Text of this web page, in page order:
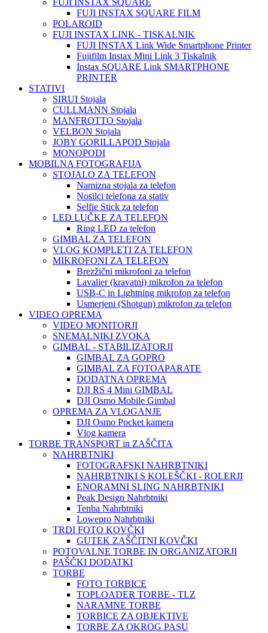
FUJI INSTAX SQUARE
FUJI INSTAX SQUARE FILM
POLAROID
FUJI INSTAX LINK - TISKALNIK
FUJI INSTAX Link Wide Smartphone Printer
Fujifilm Instax Mini Link 3 Tiskalnik
Instax SQUARE Link SMARTPHONE
PRINTER
STATIVI
SIRUI Stojala
CULLMANN Stojala
MANFROTTO Stojala
VELBON Stojala
JOBY GORILLAPOD Stojala
MONOPODI
MOBILNA FOTOGRAFIJA
STOJALO ZA TELEFON
Namizna stojala za telefon
Nosilci telefona za stativ
Selfie Stick za telefon
LED LUČKE ZA TELEFON
Ring LED za telefon
GIMBAL ZA TELEFON
VLOG KOMPLETI ZA TELEFON
MIKROFONI ZA TELEFON
Brezžični mikrofoni za telefon
Lavalier (kravatni) mikrofon za telefon
USB-C in Lightning mikrofon za telefon
Usmerjeni (Shotgun) mikrofon za telefon
VIDEO OPREMA
VIDEO MONITORJI
SNEMALNIKI ZVOKA
GIMBAL - STABILIZATORJI
GIMBAL ZA GOPRO
GIMBAL ZA FOTOAPARATE
DODATNA OPREMA
DJI RS 4 Mini GIMBAL
DJI Osmo Mobile Gimbal
OPREMA ZA VLOGANJE
DJI Osmo Pocket kamera
Vlog kamera
TORBE TRANSPORT in ZAŠČITA
NAHRBTNIKI
FOTOGRAFSKI NAHRBTNIKI
NAHRBTNIKI S KOLEŠČKI - ROLERJI
ENORAMNI SLING NAHRBTNIKI
Peak Design Nahrbtniki
Tenba Nahrbtniki
Lowepro Nahrbtniki
TRDI FOTO KOVČKI
GUTEK ZAŠČITNI KOVČKI
POTOVALNE TORBE IN ORGANIZATORJI
PAŠČKI DODATKI
TORBE
FOTO TORBICE
TOPLOADER TORBE - TLZ
NARAMNE TORBE
TORBICE ZA OBJEKTIVE
TORBE ZA OKROG PASU